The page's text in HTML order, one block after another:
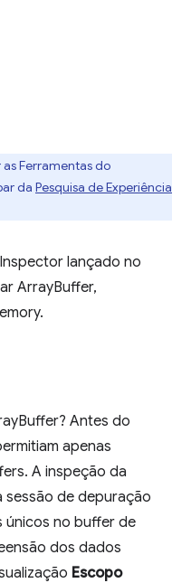
Ferramentas do
da Pesquisa de Experiência
lançado no
ArrayBuffer,
Antes do
apenas
A inspeção da
de depuração
únicos no buffer de
dos dados
Escopo